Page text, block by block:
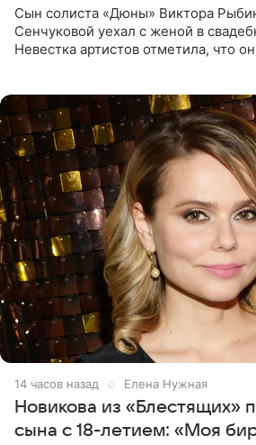
Сын солиста «Дюны» Виктора
Сенчуковой уехал с женой в
Невестка артистов отметила, что
14 часов назад Елена Нужная
Новикова из «Блестящих»
сына с 18-летием: «Моя